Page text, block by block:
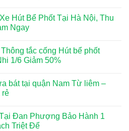
Hút Bể Phốt Tại Hà Nội, Thu
Ngay
tắc cống Hút bể phốt
1/6 Giảm 50%
bát tại quận Nam Từ liêm –
rẻ
Đan Phượng Bảo Hành 1
Triệt Để